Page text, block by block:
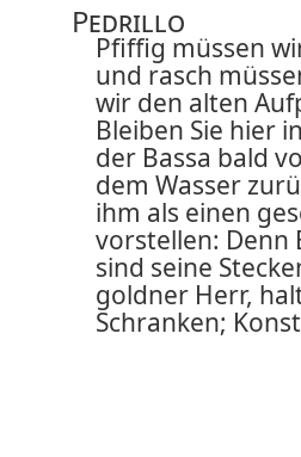
Pedrillo
Pfiffig müssen
und rasch
wir den alten
Bleiben Sie hier
der Bassa bald
dem Wasser
ihm als einen
vorstellen: Denn
sind seine
goldner Herr,
Schranken;